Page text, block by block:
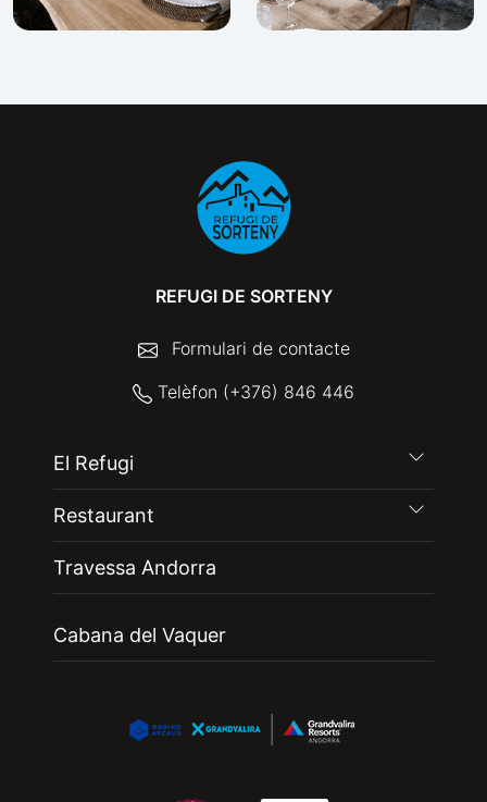
REFUGI DE SORTENY
Formulari de contacte
Telèfon (+376) 846 446
El Refugi
Restaurant
Travessa Andorra
Cabana del Vaquer